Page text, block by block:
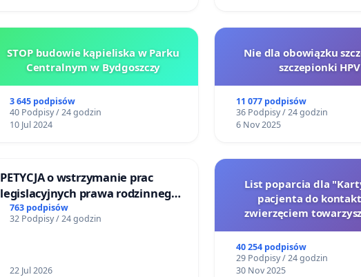
STOP budowie kąpieliska w Parku
Centralnym w Bydgoszczy
3 645 podpisów
40 Podpisy / 24 godzin
10 Jul 2024
Nie dla obowiązku
szczepionki HPV
11 077 podpisów
36 Podpisy / 24 godzin
6 Nov 2025
PETYCJA o wstrzymanie prac
legislacyjnych prawa rodzinnego
narażających ofiary przemocy
763 podpisów
32 Podpisy / 24 godzin
22 Jul 2026
List poparcia dla
pacjenta do
zwierzęciem
40 254 podpisów
29 Podpisy / 24 godzin
30 Nov 2025